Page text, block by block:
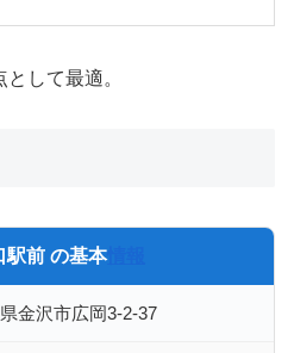
して最適。
駅前 の基本情報
金沢市広岡3-2-37